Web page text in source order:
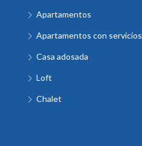
Apartamentos
Apartamentos con servicios
Casa adosada
Loft
Chalet